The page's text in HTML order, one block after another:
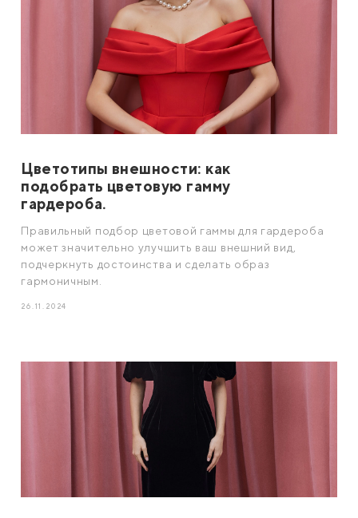
Цветотипы внешности: как
подобрать цветовую гамму
гардероба.
Правильный подбор цветовой гаммы для гардероба
может значительно улучшить ваш внешний вид,
подчеркнуть достоинства и сделать образ
гармоничным.
26.11.2024